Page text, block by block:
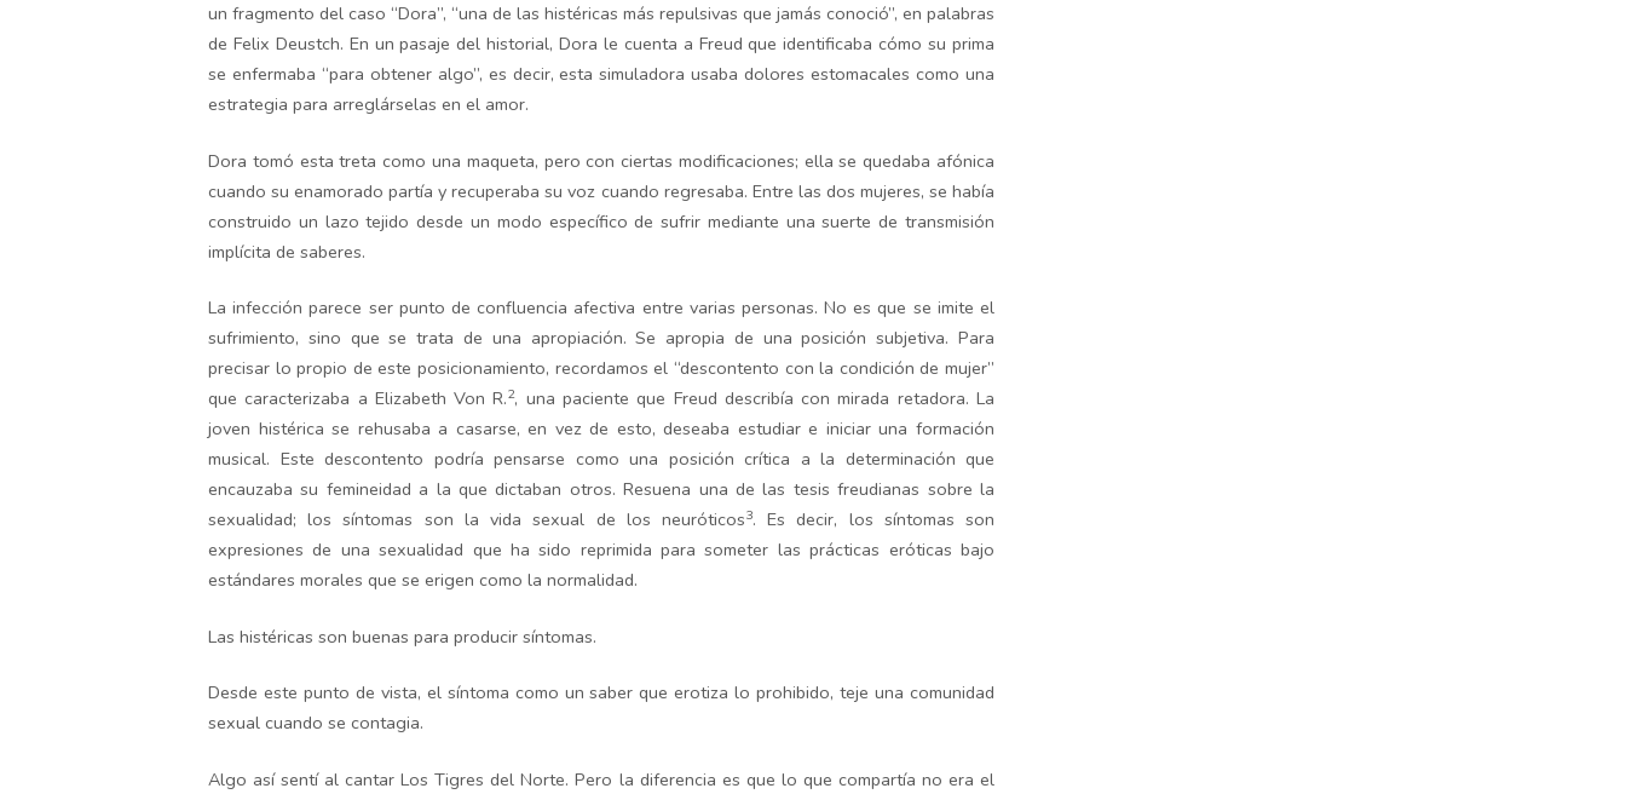
un fragmento del caso “Dora”, “una de las histéricas más repulsivas que jamás conoció”, en palabras
de Felix Deustch. En un pasaje del historial, Dora le cuenta a Freud que identificaba cómo su prima
se enfermaba “para obtener algo”, es decir, esta simuladora usaba dolores estomacales como una
estrategia para arreglárselas en el amor.
Dora tomó esta treta como una maqueta, pero con ciertas modificaciones; ella se quedaba afónica
cuando su enamorado partía y recuperaba su voz cuando regresaba. Entre las dos mujeres, se había
construido un lazo tejido desde un modo específico de sufrir mediante una suerte de transmisión
implícita de saberes.
La infección parece ser punto de confluencia afectiva entre varias personas. No es que se imite el
sufrimiento, sino que se trata de una apropiación. Se apropia de una posición subjetiva. Para
precisar lo propio de este posicionamiento, recordamos el “descontento con la condición de mujer”
que caracterizaba a Elizabeth Von R.2, una paciente que Freud describía con mirada retadora. La
joven histérica se rehusaba a casarse, en vez de esto, deseaba estudiar e iniciar una formación
musical. Este descontento podría pensarse como una posición crítica a la determinación que
encauzaba su femineidad a la que dictaban otros. Resuena una de las tesis freudianas sobre la
sexualidad; los síntomas son la vida sexual de los neuróticos3. Es decir, los síntomas son
expresiones de una sexualidad que ha sido reprimida para someter las prácticas eróticas bajo
estándares morales que se erigen como la normalidad.
Las histéricas son buenas para producir síntomas.
Desde este punto de vista, el síntoma como un saber que erotiza lo prohibido, teje una comunidad
sexual cuando se contagia.
Algo así sentí al cantar Los Tigres del Norte. Pero la diferencia es que lo que compartía no era el